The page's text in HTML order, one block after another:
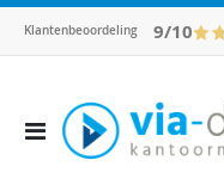
Klantenbeoordeling 9/10
Toggle
Nav